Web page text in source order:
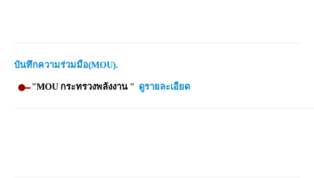
บันทึกความร่วมมือ(MOU).
"MOU กระทรวงพลังงาน " ดูรายละเอียด